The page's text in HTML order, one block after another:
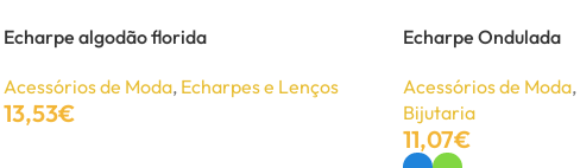
Echarpe algodão florida
Acessórios de Moda, Echarpes e Lenços
13,53€
Echarpe Ondulada
Acessórios de Moda,
Bijutaria
11,07€